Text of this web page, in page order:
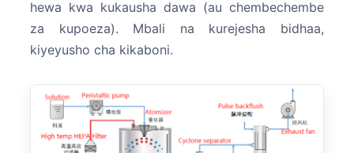
hewa kwa kukausha dawa (au chembechembe
za kupoeza). Mbali na kurejesha bidhaa,
kiyeyusho cha kikaboni.